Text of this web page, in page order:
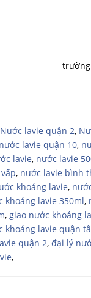
Nước lavie quận 2,
nước lavie quận 10,
lavie, nước lavie
, nước lavie bình
khoáng lavie,
khoáng lavie 350ml,
, giao nước khoáng
khoáng lavie quận
quận 2, đại lý
,